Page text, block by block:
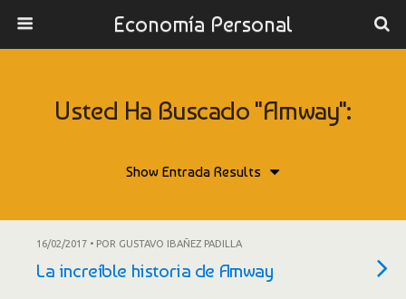
Economía Personal
Usted Ha Buscado "Amway":
16/02/2017 • POR GUSTAVO IBAÑEZ PADILLA
La increíble historia de Amway